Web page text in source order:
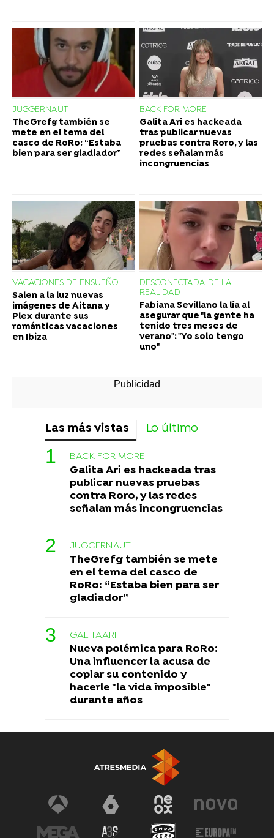
JUGGERNAUT
TheGrefg también se
mete en el tema del
casco de RoRo: “Estaba
bien para ser gladiador”
BACK FOR MORE
Galita Ari es hackeada
tras publicar nuevas
pruebas contra Roro, y las
redes señalan más
incongruencias
VACACIONES DE ENSUEÑO
Salen a la luz nuevas
imágenes de Aitana y
Plex durante sus
románticas vacaciones
en Ibiza
DESCONECTADA DE LA
REALIDAD
Fabiana Sevillano la lía al
asegurar que "la gente ha
tenido tres meses de
verano": "Yo solo tengo
uno"
Las más vistas Lo último
BACK FOR MORE
Galita Ari es hackeada tras
publicar nuevas pruebas
contra Roro, y las redes
señalan más incongruencias
JUGGERNAUT
TheGrefg también se mete
en el tema del casco de
RoRo: “Estaba bien para ser
gladiador”
GALITAARI
Nueva polémica para RoRo:
Una influencer la acusa de
copiar su contenido y
hacerle "la vida imposible"
durante años